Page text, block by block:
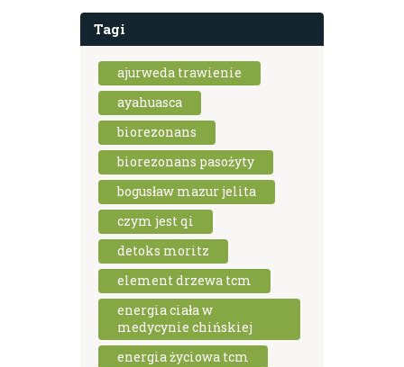
Tagi
ajurweda trawienie
ayahuasca
biorezonans
biorezonans pasożyty
bogusław mazur jelita
czym jest qi
detoks moritz
element drzewa tcm
energia ciała w
medycynie chińskiej
energia życiowa tcm